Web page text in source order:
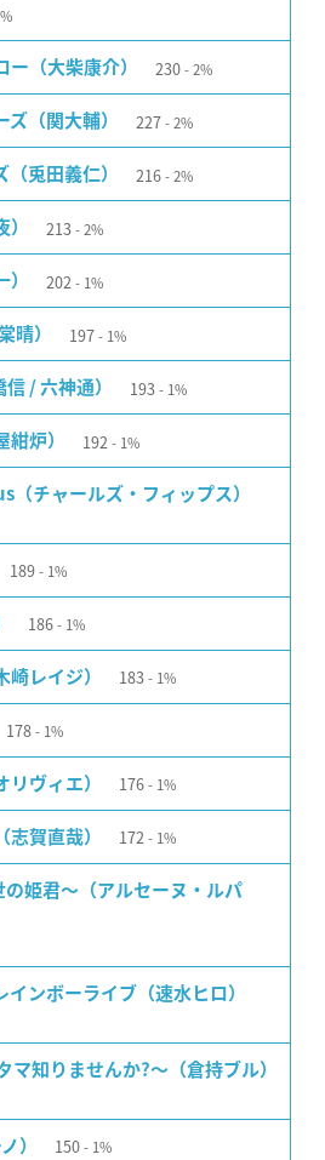
ー（大柴康介） 230 2%
ズ（関大輔） 227 2%
兎田義仁） 216 2%
213 2%
202 1%
晴） 197 1%
/ 六神通） 193 1%
紺炉） 192 1%
チャールズ・フィップス）
189 1%
186 1%
崎レイジ） 183 1%
178 1%
リヴィエ） 176 1%
志賀直哉） 172 1%
姫君〜（アルセーヌ・ルパ
インボーライブ（速水ヒロ）
マ知りませんか?〜（倉持ブル）
） 150 1%